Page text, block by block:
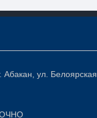
Абакан, ул. Белоярская,